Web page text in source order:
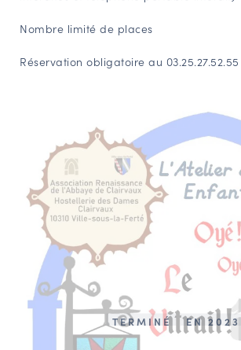
Nombre limité de places
Réservation obligatoire au 03.25.27.52.55
TERMINÉ EN 2023